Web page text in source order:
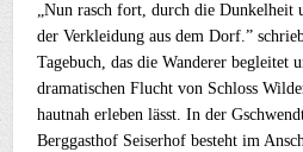
„Nun rasch fort, durch die Dunkelheit
der Verkleidung aus dem Dorf.”
Tagebuch, das die Wanderer begleitet
dramatischen Flucht von Schloss
hautnah erleben lässt. In der
Berggasthof Seiserhof besteht im